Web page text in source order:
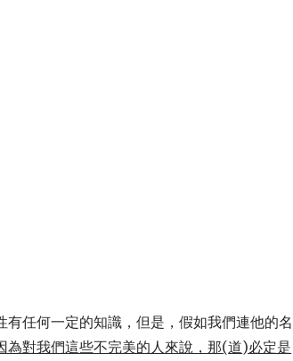
任何一定的知識，但是，假如我們連他的名
為對我們這些不完美的人來說，那(道)必定是